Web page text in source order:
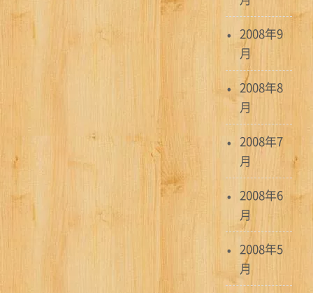
2008年9
月
2008年8
月
2008年7
月
2008年6
月
2008年5
月